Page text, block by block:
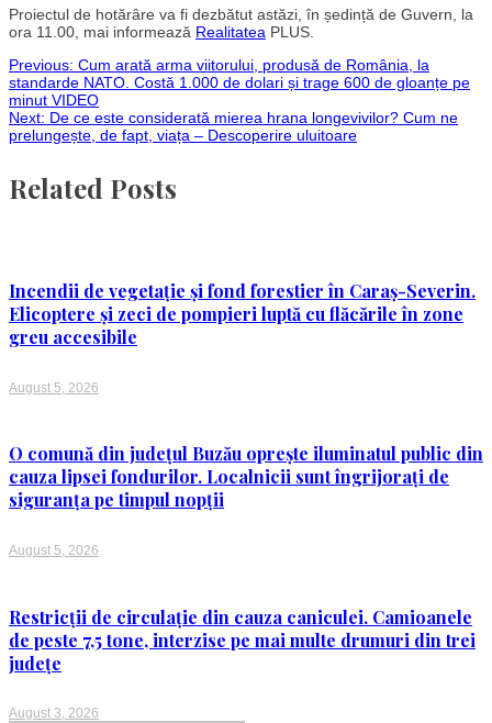
Proiectul de hotărâre va fi dezbătut astăzi, în ședință de Guvern, la
ora 11.00, mai informează Realitatea PLUS.
Post
navigation
Previous: Cum arată arma viitorului, produsă de România, la
standarde NATO. Costă 1.000 de dolari și trage 600 de gloanțe pe
minut VIDEO
Next: De ce este considerată mierea hrana longevivilor? Cum ne
prelungește, de fapt, viața – Descoperire uluitoare
Related Posts
Incendii de vegetație și fond forestier în Caraș-Severin.
Elicoptere și zeci de pompieri luptă cu flăcările în zone
greu accesibile
August 5, 2026
O comună din județul Buzău oprește iluminatul public din
cauza lipsei fondurilor. Localnicii sunt îngrijorați de
siguranța pe timpul nopții
August 5, 2026
Restricții de circulație din cauza caniculei. Camioanele
de peste 7,5 tone, interzise pe mai multe drumuri din trei
județe
August 3, 2026